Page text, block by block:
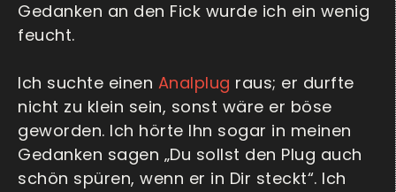
Gedanken an den Fick wurde ich ein wenig
feucht.
Ich suchte einen Analplug raus; er durfte
nicht zu klein sein, sonst wäre er böse
geworden. Ich hörte Ihn sogar in meinen
Gedanken sagen „Du sollst den Plug auch
schön spüren, wenn er in Dir steckt“. Ich